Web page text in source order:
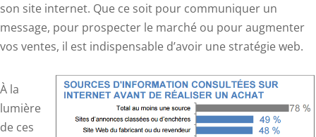
son site internet. Que ce soit pour communiquer un
message, pour prospecter le marché ou pour augmenter
vos ventes, il est indispensable d’avoir une stratégie web.
À la
lumière
de ces